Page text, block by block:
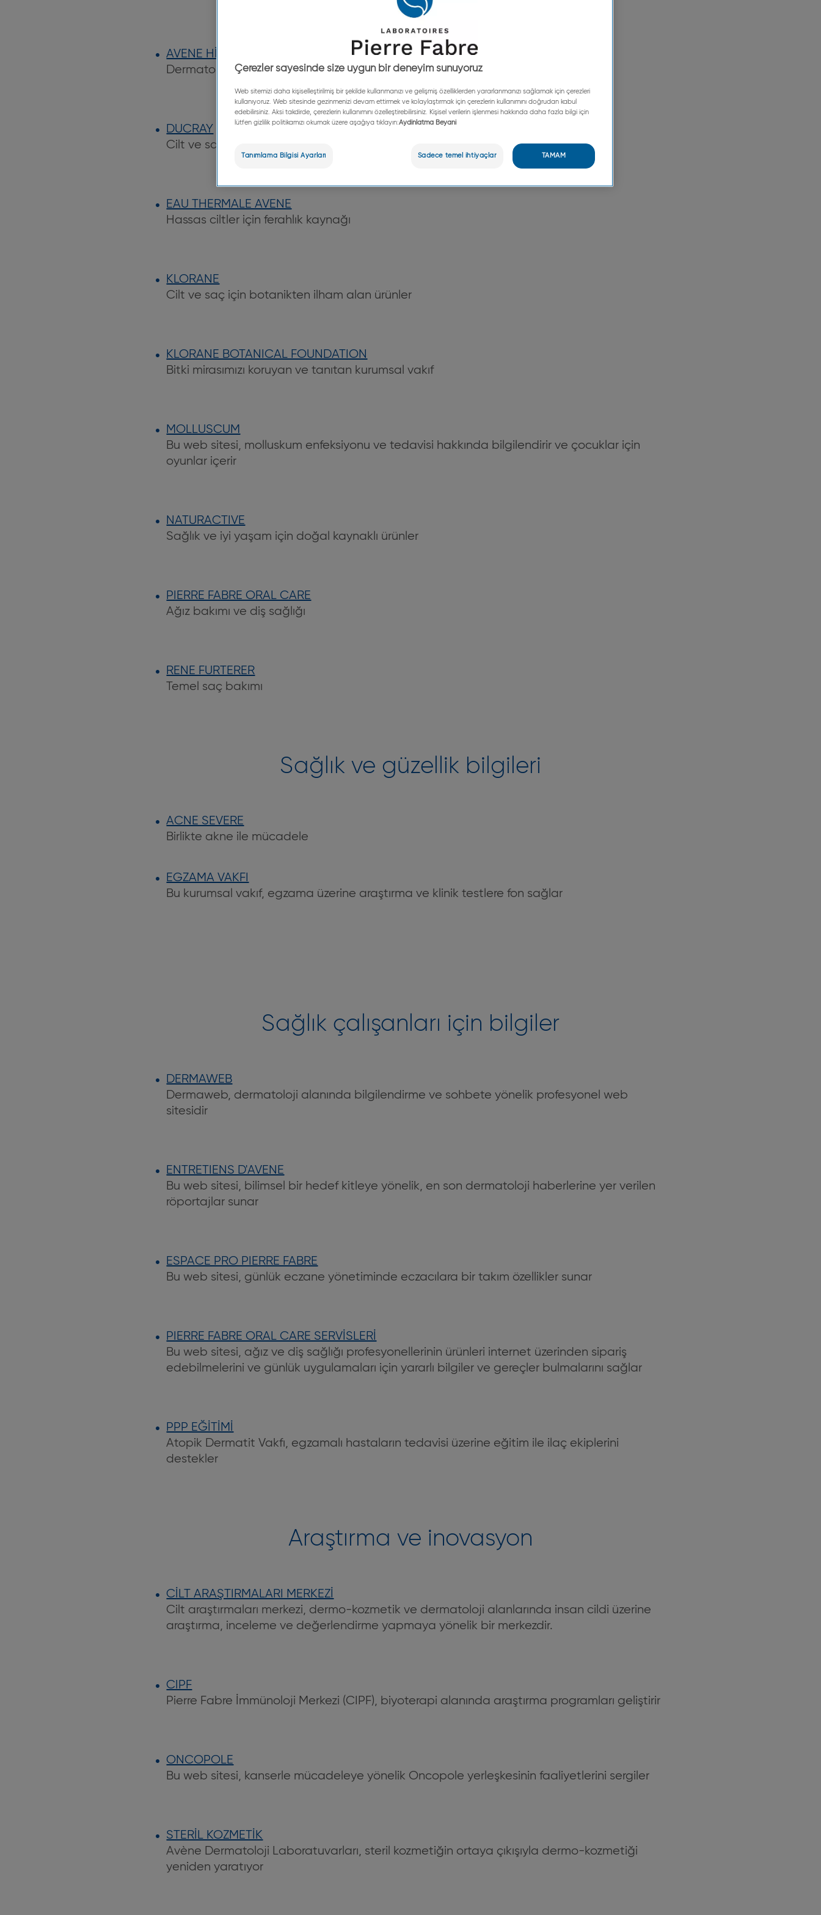
AVENE HİDROTERAPİ MERKEZİ
Dermatoloji spa’sı
DUCRAY
Cilt ve saç bakım uzmanı
EAU THERMALE AVENE
Hassas ciltler için ferahlık kaynağı
KLORANE
Cilt ve saç için botanikten ilham alan ürünler
KLORANE BOTANICAL FOUNDATION
Bitki mirasımızı koruyan ve tanıtan kurumsal vakıf
MOLLUSCUM
Bu web sitesi, molluskum enfeksiyonu ve tedavisi hakkında bilgilendirir ve çocuklar için
oyunlar içerir
NATURACTIVE
Sağlık ve iyi yaşam için doğal kaynaklı ürünler
PIERRE FABRE ORAL CARE
Ağız bakımı ve diş sağlığı
RENE FURTERER
Temel saç bakımı
Sağlık ve güzellik bilgileri
ACNE SEVERE
Birlikte akne ile mücadele
EGZAMA VAKFI
Bu kurumsal vakıf, egzama üzerine araştırma ve klinik testlere fon sağlar
Sağlık çalışanları için bilgiler
DERMAWEB
Dermaweb, dermatoloji alanında bilgilendirme ve sohbete yönelik profesyonel web
sitesidir
ENTRETIENS D'AVENE
Bu web sitesi, bilimsel bir hedef kitleye yönelik, en son dermatoloji haberlerine yer verilen
röportajlar sunar
ESPACE PRO PIERRE FABRE
Bu web sitesi, günlük eczane yönetiminde eczacılara bir takım özellikler sunar
PIERRE FABRE ORAL CARE SERVİSLERİ
Bu web sitesi, ağız ve diş sağlığı profesyonellerinin ürünleri internet üzerinden sipariş
edebilmelerini ve günlük uygulamaları için yararlı bilgiler ve gereçler bulmalarını sağlar
PPP EĞİTİMİ
Atopik Dermatit Vakfı, egzamalı hastaların tedavisi üzerine eğitim ile ilaç ekiplerini
destekler
Araştırma ve inovasyon
CİLT ARAŞTIRMALARI MERKEZİ
Cilt araştırmaları merkezi, dermo-kozmetik ve dermatoloji alanlarında insan cildi üzerine
araştırma, inceleme ve değerlendirme yapmaya yönelik bir merkezdir.
CIPF
Pierre Fabre İmmünoloji Merkezi (CIPF), biyoterapi alanında araştırma programları geliştirir
ONCOPOLE
Bu web sitesi, kanserle mücadeleye yönelik Oncopole yerleşkesinin faaliyetlerini sergiler
STERİL KOZMETİK
Avène Dermatoloji Laboratuvarları, steril kozmetiğin ortaya çıkışıyla dermo-kozmetiği
yeniden yaratıyor
Çerezler sayesinde size uygun bir deneyim sunuyoruz
Web sitemizi daha kişiselleştirilmiş bir şekilde kullanmanızı ve gelişmiş özelliklerden yararlanmanızı sağlamak için çerezleri
kullanıyoruz. Web sitesinde gezinmenizi devam ettirmek ve kolaylaştırmak için çerezlerin kullanımını doğrudan kabul
edebilirsiniz. Aksi takdirde, çerezlerin kullanımını özelleştirebilirsiniz. Kişisel verilerin işlenmesi hakkında daha fazla bilgi için
lütfen gizlilik politikamızı okumak üzere aşağıya tıklayın:Aydinlatma Beyani
Tanımlama Bilgisi Ayarları Sadece temel ihtiyaçlar TAMAM